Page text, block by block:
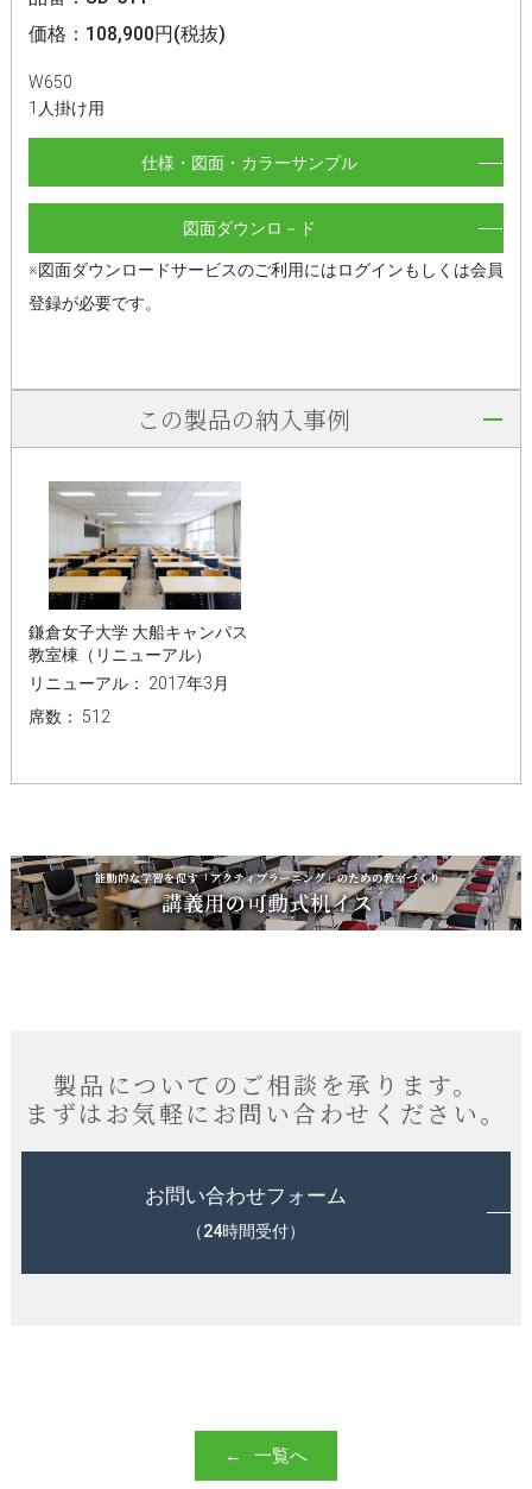
価格：108,900円(税抜)
W650
1人掛け用
仕様・図面・カラーサンプル
図面ダウンロ－ド
※図面ダウンロードサービスのご利用にはログインもしくは会員
登録が必要です。
この製品の納入事例
鎌倉女子大学 大船キャンパス
教室棟（リニューアル）
リニューアル： 2017年3月
席数： 512
製品についてのご相談を承ります。
まずはお気軽にお問い合わせください。
お問い合わせフォーム
（24時間受付）
一覧へ